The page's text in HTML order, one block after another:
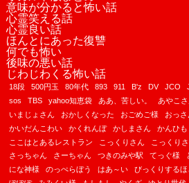
意味が分かると怖い話
心霊笑える話
心霊良い話
ほんとにあった復讐
何でも怖い
後味の悪い話
じわじわくる怖い話
18段 500円玉 80年代 893 911 B'z DV JCO
sos
TBS yahoo知恵袋 ああ、苦しい。 あやこ
いまじょさん
おかしくなった おごめご様 おっ
かいだんこわい
かくれんぼ かしまさん かんひも
ここはとあるレストラン
こっくりさん こっくり
さっちゃん
さーちゃん つきのみや駅 てっぐ様
にな神様
のっぺらぼう はあ～い びっくりする